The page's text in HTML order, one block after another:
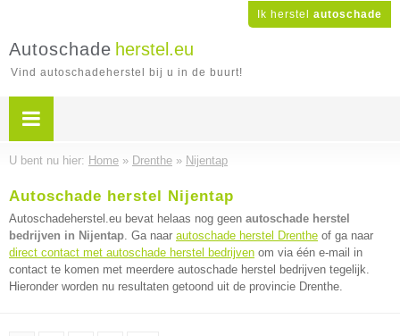
Ik herstel autoschade
Autoschade herstel.eu
Vind autoschadeherstel bij u in de buurt!
U bent nu hier: Home » Drenthe » Nijentap
Autoschade herstel Nijentap
Autoschadeherstel.eu bevat helaas nog geen autoschade herstel
bedrijven in Nijentap. Ga naar autoschade herstel Drenthe of ga naar
direct contact met autoschade herstel bedrijven om via één e-mail in
contact te komen met meerdere autoschade herstel bedrijven tegelijk.
Hieronder worden nu resultaten getoond uit de provincie Drenthe.